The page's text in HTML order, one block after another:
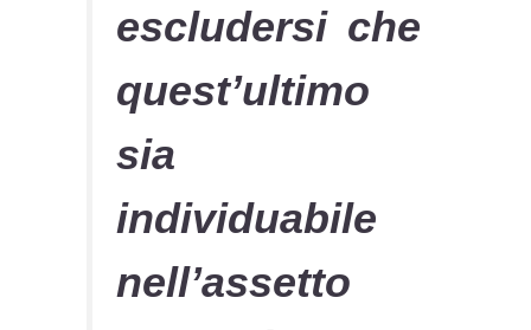
escludersi che
quest’ultimo
sia
individuabile
nell’assetto